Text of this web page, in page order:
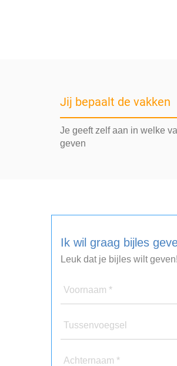
Jij bepaalt de vakken
Je geeft zelf aan in welke
geven
Ik wil graag bijles
Leuk dat je bijles wilt
Voornaam *
Tussenvoegsel
Achternaam *